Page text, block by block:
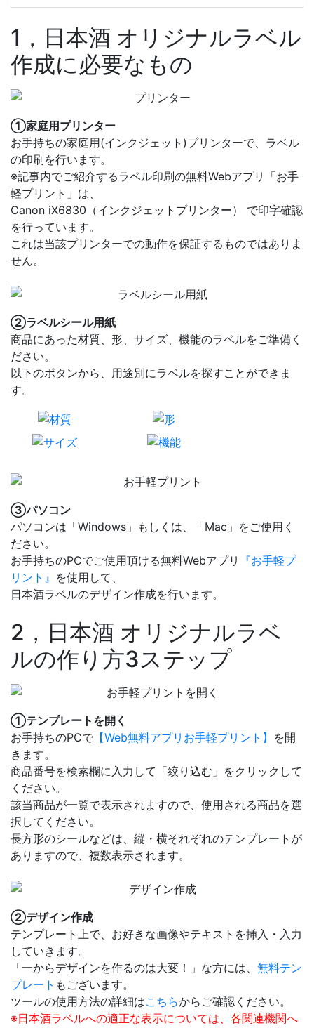
1，日本酒 オリジナルラベル
作成に必要なもの
①家庭用プリンター
お手持ちの家庭用(インクジェット)プリンターで、ラベル
の印刷を行います。
※記事内でご紹介するラベル印刷の無料Webアプリ「お手
軽プリント」は、
Canon iX6830（インクジェットプリンター） で印字確認
を行っています。
これは当該プリンターでの動作を保証するものではありま
せん。
②ラベルシール用紙
商品にあった材質、形、サイズ、機能のラベルをご準備く
ださい。
以下のボタンから、用途別にラベルを探すことができま
す。
③パソコン
パソコンは「Windows」もしくは、「Mac」をご使用く
ださい。
お手持ちのPCでご使用頂ける無料Webアプリ
『お手軽プ
リント』 を使用して、
日本酒ラベルのデザイン作成を行います。
2，日本酒 オリジナルラベ
ルの作り方3ステップ
①テンプレートを開く
お手持ちのPCで 【Web無料アプリお手軽プリント】 を開
きます。
商品番号を検索欄に入力して「絞り込む」をクリックして
ください。
該当商品が一覧で表示されますので、使用される商品を選
択してください。
長方形のシールなどは、縦・横それぞれのテンプレートが
ありますので、複数表示されます。
②デザイン作成
テンプレート上で、お好きな画像やテキストを挿入・入力
していきます。
「一からデザインを作るのは大変！」な方には、 無料テン
プレート もございます。
ツールの使用方法の詳細はこちらからご確認ください。
※日本酒ラベルへの適正な表示については、各関連機関へ